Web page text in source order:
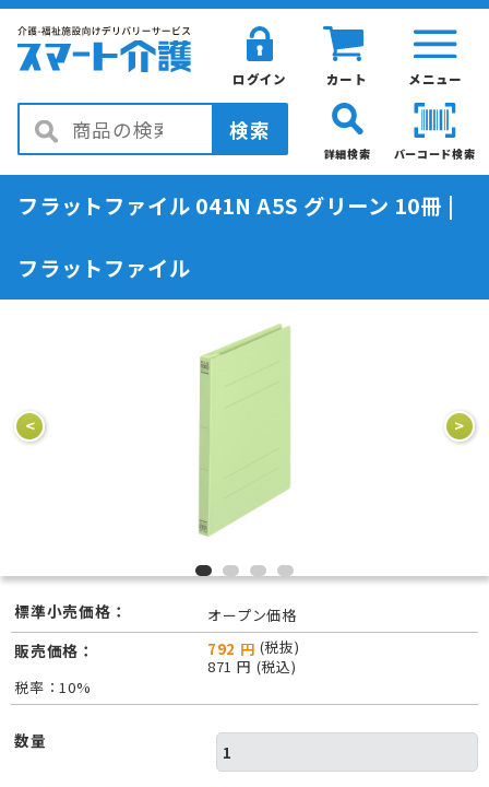
メニュー
カート
ログイン
検索
バーコード検索
詳細検索
フラットファイル 041N A5S グリーン 10冊 |
フラットファイル
< >
標準小売価格： オープン価格
販売価格： 792 円 (税抜)
871 円 (税込)
税率：10%
数量